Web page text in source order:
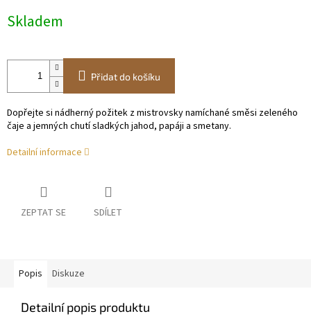
cena:
Skladem
Přidat do košíku
Dopřejte si nádherný požitek z mistrovsky namíchané směsi zeleného
čaje a jemných chutí sladkých jahod, papáji a smetany.
Detailní informace
ZEPTAT SE SDÍLET
Popis Diskuze
Detailní popis produktu